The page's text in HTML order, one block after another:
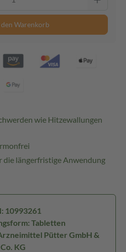
den Warenkorb
wie Hitzewallungen
die längerfristige Anwendung
10993261
Tabletten
Pütter GmbH &
Co. KG